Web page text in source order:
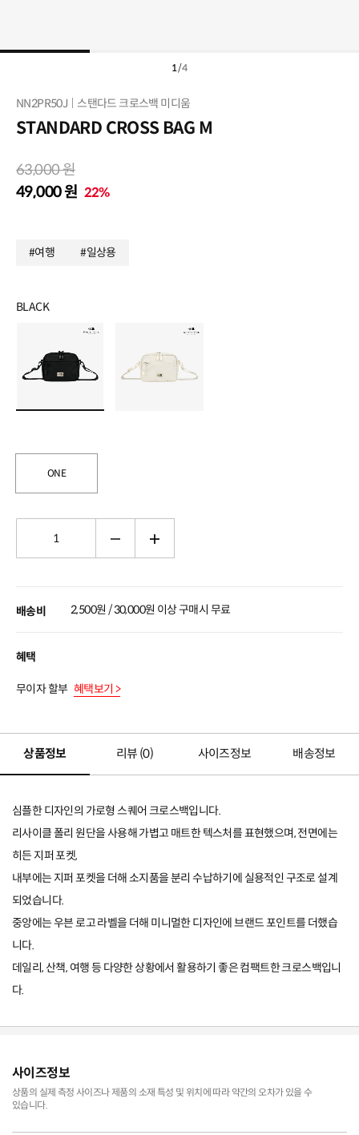
1/4
NN2PR50J 스탠다드 크로스백 미디움
STANDARD CROSS BAG M
#여행 #일상용
63,000 원
49,000 원 22%
BLACK
ONE
배송비 2,500원 / 30,000원 이상 구매시 무료
혜택
무이자 할부 혜택보기 >
상품정보 리뷰 (0) 사이즈정보 배송정보
심플한 디자인의 가로형 스퀘어 크로스백입니다.
리사이클 폴리 원단을 사용해 가볍고 매트한 텍스처를 표현했으며, 전면에는
히든 지퍼 포켓,
내부에는 지퍼 포켓을 더해 소지품을 분리 수납하기에 실용적인 구조로 설계
되었습니다.
중앙에는 우븐 로고 라벨을 더해 미니멀한 디자인에 브랜드 포인트를 더했습
니다.
데일리, 산책, 여행 등 다양한 상황에서 활용하기 좋은 컴팩트한 크로스백입니
다.
사이즈정보
상품의 실제 측정 사이즈나 제품의 소재 특성 및 위치에 따라 약간의 오차가 있을 수
있습니다.